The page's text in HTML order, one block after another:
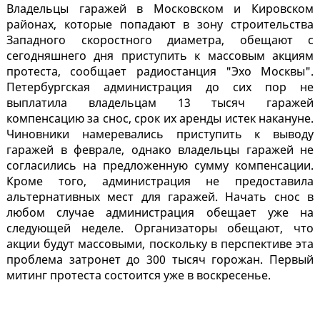
Владельцы гаражей в Московском и Кировском
районах, которые попадают в зону строительства
Западного скоростного диаметра, обещают с
сегодняшнего дня приступить к массовым акциям
протеста, сообщает радиостанция "Эхо Москвы".
Петербургская администрация до сих пор не
выплатила владельцам 13 тысяч гаражей
компенсацию за снос, срок их аренды истек накануне.
Чиновники намеревались приступить к выводу
гаражей в феврале, однако владельцы гаражей не
согласились на предложенную сумму компенсации.
Кроме того, администрация не предоставила
альтернативных мест для гаражей. Начать снос в
любом случае администрация обещает уже на
следующей неделе. Организаторы обещают, что
акции будут массовыми, поскольку в перспективе эта
проблема затронет до 300 тысяч горожан. Первый
митинг протеста состоится уже в воскресенье.